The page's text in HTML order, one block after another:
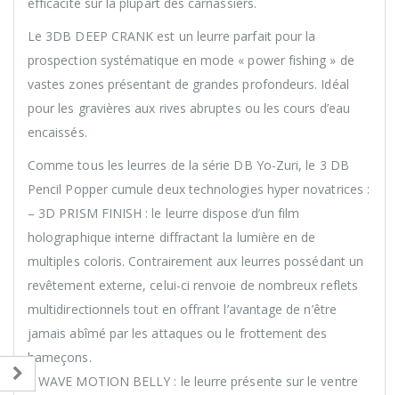
Le 3DB DEEP CRANK est un leurre parfait pour la
prospection systématique en mode « power fishing » de
vastes zones présentant de grandes profondeurs. Idéal
pour les gravières aux rives abruptes ou les cours d’eau
encaissés.
Comme tous les leurres de la série DB Yo-Zuri, le 3 DB
Pencil Popper cumule deux technologies hyper novatrices :
– 3D PRISM FINISH : le leurre dispose d’un film
holographique interne diffractant la lumière en de
multiples coloris. Contrairement aux leurres possédant un
revêtement externe, celui-ci renvoie de nombreux reflets
multidirectionnels tout en offrant l’avantage de n’être
jamais abîmé par les attaques ou le frottement des
hameçons.
– WAVE MOTION BELLY : le leurre présente sur le ventre